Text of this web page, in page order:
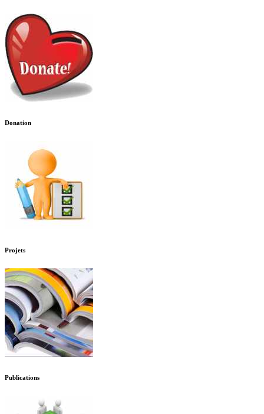
Donation
Projets
Publications